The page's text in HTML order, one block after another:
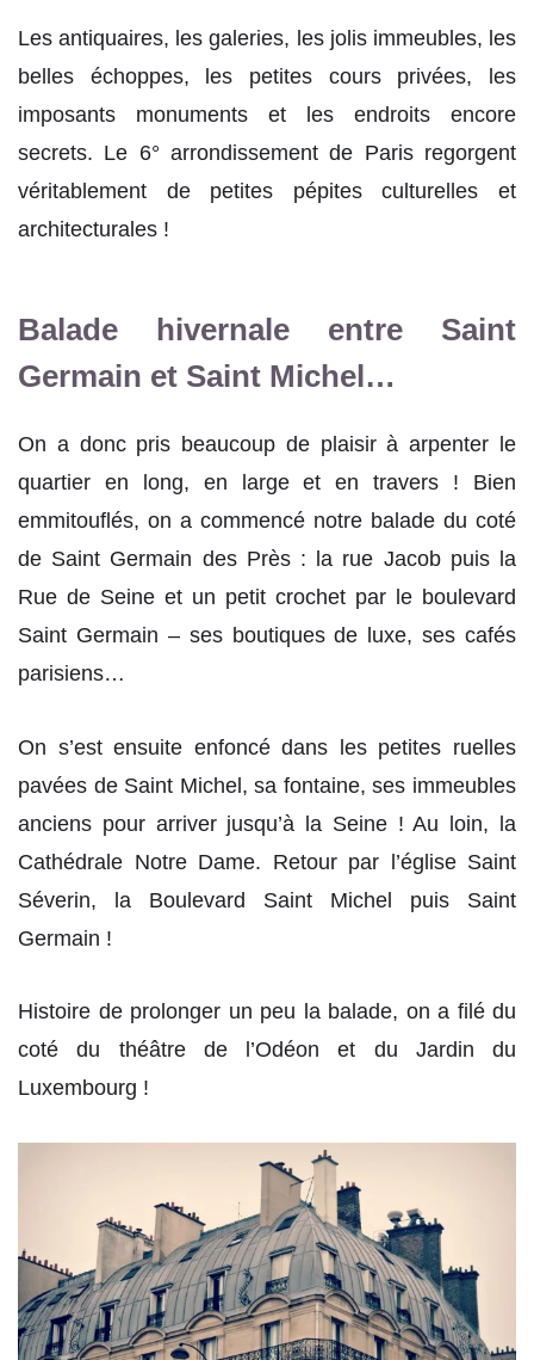
Les antiquaires, les galeries, les jolis immeubles, les
belles échoppes, les petites cours privées, les
imposants monuments et les endroits encore
secrets. Le 6° arrondissement de Paris regorgent
véritablement de petites pépites culturelles et
architecturales !
Balade hivernale entre Saint
Germain et Saint Michel…
On a donc pris beaucoup de plaisir à arpenter le
quartier en long, en large et en travers ! Bien
emmitouflés, on a commencé notre balade du coté
de Saint Germain des Près : la rue Jacob puis la
Rue de Seine et un petit crochet par le boulevard
Saint Germain – ses boutiques de luxe, ses cafés
parisiens…
On s’est ensuite enfoncé dans les petites ruelles
pavées de Saint Michel, sa fontaine, ses immeubles
anciens pour arriver jusqu’à la Seine ! Au loin, la
Cathédrale Notre Dame. Retour par l’église Saint
Séverin, la Boulevard Saint Michel puis Saint
Germain !
Histoire de prolonger un peu la balade, on a filé du
coté du théâtre de l’Odéon et du Jardin du
Luxembourg !